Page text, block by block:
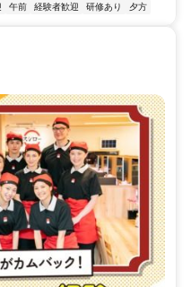
午前 経験者歓迎 研修あり 夕方